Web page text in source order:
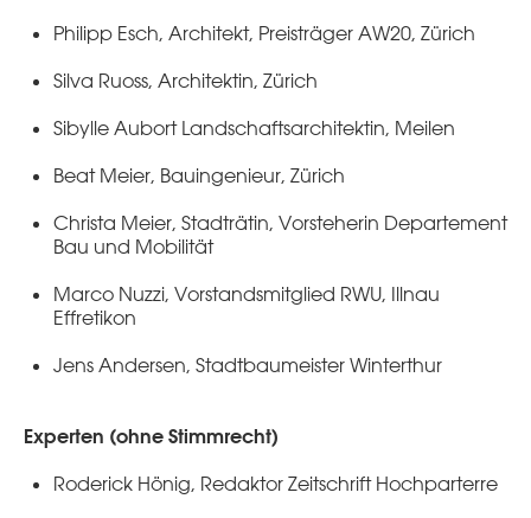
Philipp Esch, Architekt, Preisträger AW20, Zürich
Silva Ruoss, Architektin, Zürich
Sibylle Aubort Landschaftsarchitektin, Meilen
Beat Meier, Bauingenieur, Zürich
Christa Meier, Stadträtin, Vorsteherin Departement
Bau und Mobilität
Marco Nuzzi, Vorstandsmitglied RWU, Illnau
Effretikon
Jens Andersen, Stadtbaumeister Winterthur
Experten (ohne Stimmrecht)
Roderick Hönig, Redaktor Zeitschrift Hochparterre